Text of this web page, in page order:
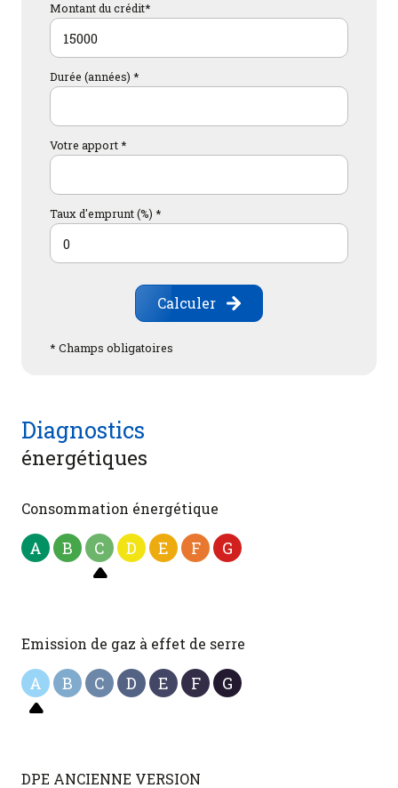
DEGAGEMENTS
bureau
SANITAIRES
5.79 m²
bureau
45.84 m²
Montant du crédit*
Durée (années) *
Votre apport *
Taux d'emprunt (%) *
Calculer
* Champs obligatoires
Diagnostics
énergétiques
Consommation énergétique
A B C D E F G
Emission de gaz à effet de serre
A B C D E F G
DPE ANCIENNE VERSION